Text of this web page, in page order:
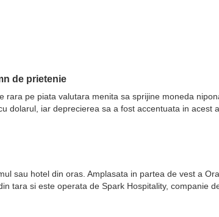
de prietenie
pe piata valutara menita sa sprijine moneda
dolarul, iar deprecierea sa a fost accentuata in acest
sau hotel din oras. Amplasata in partea de vest a
tara si este operata de Spark Hospitality, companie